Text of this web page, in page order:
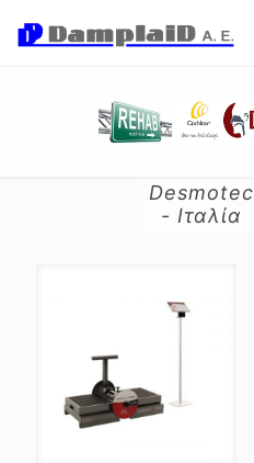
Desmotec
- Ιταλία